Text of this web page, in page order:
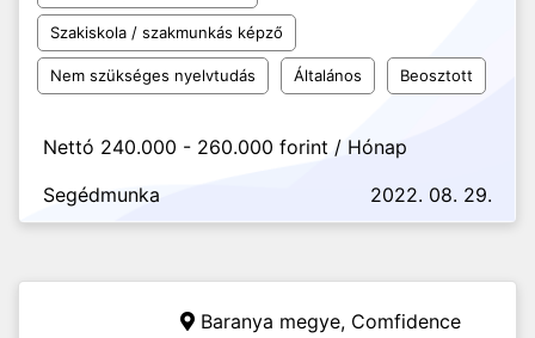
Szakiskola / szakmunkás képző
Nem szükséges nyelvtudás Általános Beosztott
Nettó 240.000 - 260.000 forint / Hónap
Segédmunka
2022. 08. 29.
Baranya megye, Comfidence